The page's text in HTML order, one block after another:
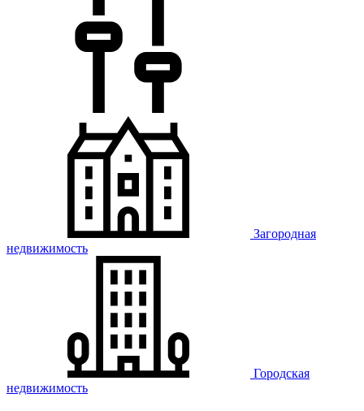
Загородная
недвижимость
Городская
недвижимость